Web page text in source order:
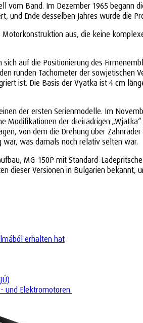
vom Band. Im Dezember 1965
und Ende desselben Jahres wurde die
aus, die keine
auf die Positionierung des
runden Tachometer der sowjetischen
ist. Die Basis der Vyatka ist 4 cm
der ersten Serienmodelle. Im
der dreirädrigen
von dem die Drehung über
war, was damals noch relativ selten war.
MG-150P mit Standard-
dieser Versionen in Bulgarien
erhalten hat
und Elektromotoren.